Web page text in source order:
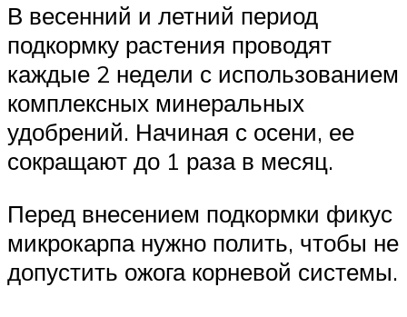
В весенний и летний период
подкормку растения проводят
каждые 2 недели с использованием
комплексных минеральных
удобрений. Начиная с осени, ее
сокращают до 1 раза в месяц.
Перед внесением подкормки фикус
микрокарпа нужно полить, чтобы не
допустить ожога корневой системы.